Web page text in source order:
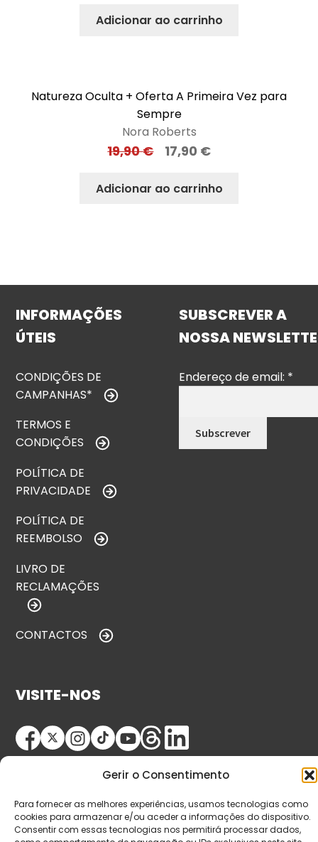
Gerir o Consentimento
Para fornecer as melhores experiências, usamos tecnologias como
cookies para armazenar e/ou aceder a informações do dispositivo.
Consentir com essas tecnologias nos permitirá processar dados,
Adicionar ao carrinho
Natureza Oculta + Oferta A Primeira Vez para
Sempre
Nora Roberts
19,90€ 17,90 €
Adicionar ao carrinho
INFORMAÇÕES
ÚTEIS
CONDIÇÕES DE
CAMPANHAS*
TERMOS E
CONDIÇÕES
POLÍTICA DE
PRIVACIDADE
POLÍTICA DE
REEMBOLSO
LIVRO DE
RECLAMAÇÕES
CONTACTOS
SUBSCREVER A
NOSSA
Endereço de email: *
VISITE-NOS
© Copyright 2026 Saída de Emergência. Todos os